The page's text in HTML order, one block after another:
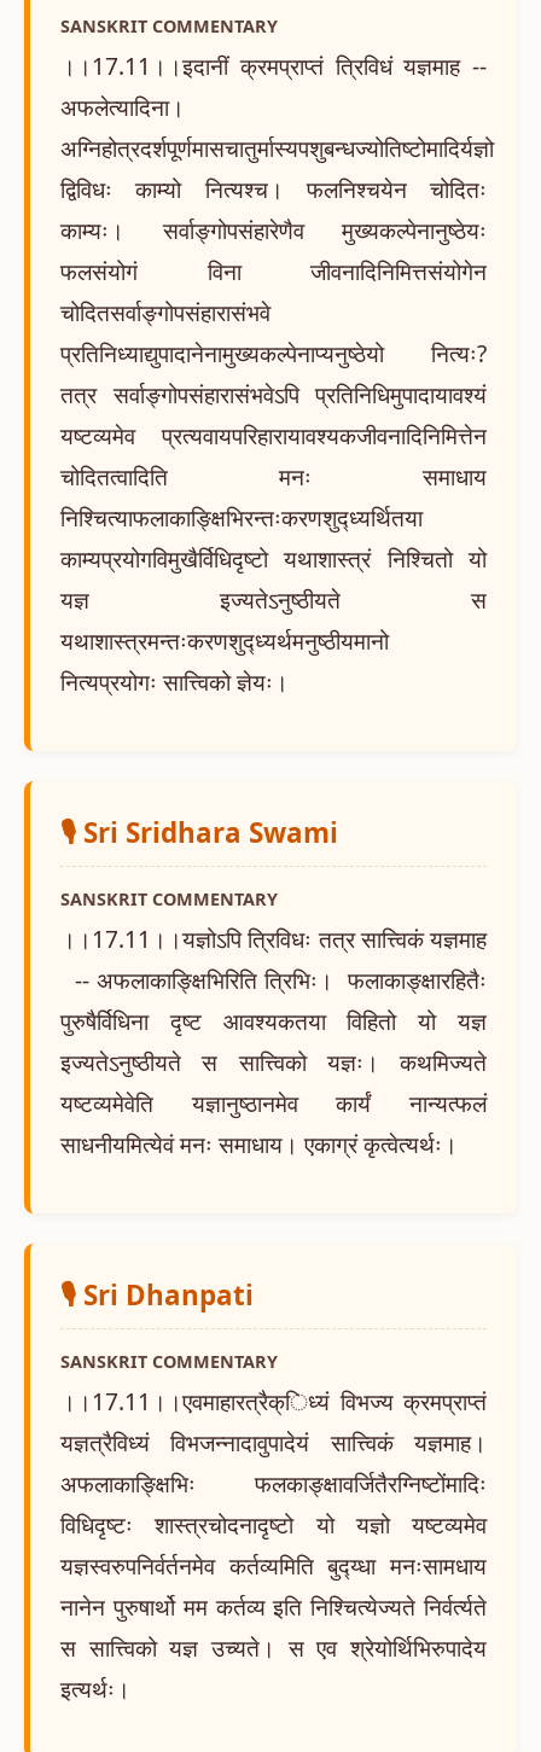
SANSKRIT COMMENTARY
।।17.11।।इदानीं क्रमप्राप्तं त्रिविधं यज्ञमाह --
अफलेत्यादिना।
अग्निहोत्रदर्शपूर्णमासचातुर्मास्यपशुबन्धज्योतिष्टोमादिर्यज्ञो
द्विविधः काम्यो नित्यश्च। फलनिश्चयेन चोदितः
काम्यः। सर्वाङ्गोपसंहारेणैव मुख्यकल्पेनानुष्ठेयः
फलसंयोगं विना जीवनादिनिमित्तसंयोगेन
चोदितसर्वाङ्गोपसंहारासंभवे
प्रतिनिध्याद्युपादानेनामुख्यकल्पेनाप्यनुष्ठेयो नित्यः?
तत्र सर्वाङ्गोपसंहारासंभवेऽपि प्रतिनिधिमुपादायावश्यं
यष्टव्यमेव प्रत्यवायपरिहारायावश्यकजीवनादिनिमित्तेन
चोदितत्वादिति मनः समाधाय
निश्चित्याफलाकाङ्क्षिभिरन्तःकरणशुद्ध्यर्थितया
काम्यप्रयोगविमुखैर्विधिदृष्टो यथाशास्त्रं निश्चितो यो
यज्ञ इज्यतेऽनुष्ठीयते स
यथाशास्त्रमन्तःकरणशुद्ध्यर्थमनुष्ठीयमानो
नित्यप्रयोगः सात्त्विको ज्ञेयः।
🎙️ Sri Sridhara Swami
SANSKRIT COMMENTARY
।।17.11।।यज्ञोऽपि त्रिविधः तत्र सात्त्विकं यज्ञमाह
-- अफलाकाङ्क्षिभिरिति त्रिभिः। फलाकाङ्क्षारहितैः
पुरुषैर्विधिना दृष्ट आवश्यकतया विहितो यो यज्ञ
इज्यतेऽनुष्ठीयते स सात्त्विको यज्ञः। कथमिज्यते
यष्टव्यमेवेति यज्ञानुष्ठानमेव कार्यं नान्यत्फलं
साधनीयमित्येवं मनः समाधाय। एकाग्रं कृत्वेत्यर्थः।
🎙️ Sri Dhanpati
SANSKRIT COMMENTARY
।।17.11।।एवमाहारत्रैक्िध्यं विभज्य क्रमप्राप्तं
यज्ञत्रैविध्यं विभजन्नादावुपादेयं सात्त्विकं यज्ञमाह।
अफलाकाङ्क्षिभिः फलकाङ्क्षावर्जितैरग्निष्टोंमादिः
विधिदृष्टः शास्त्रचोदनादृष्टो यो यज्ञो यष्टव्यमेव
यज्ञस्वरुपनिर्वर्तनमेव कर्तव्यमिति बुद्य्धा मनःसामधाय
नानेन पुरुषार्थो मम कर्तव्य इति निश्चित्येज्यते निर्वर्त्यते
स सात्त्विको यज्ञ उच्यते। स एव श्रेयोर्थिभिरुपादेय
इत्यर्थः।